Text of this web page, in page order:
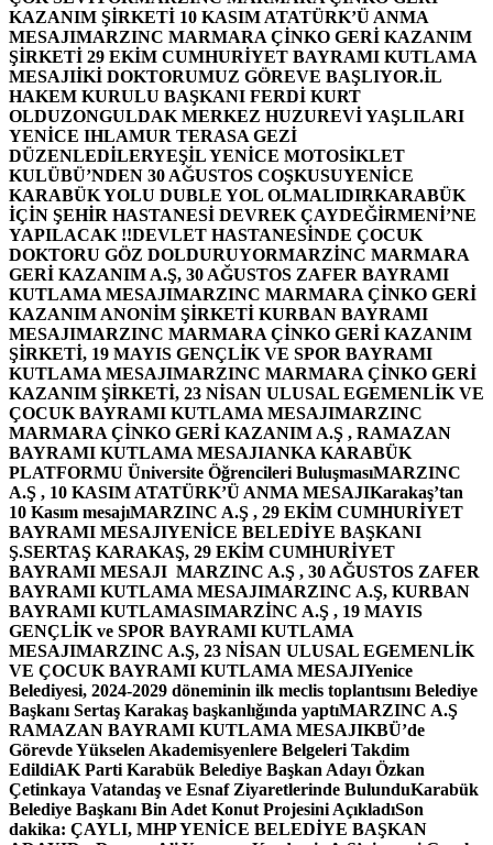
KAZANIM ŞİRKETİ 10 KASIM ATATÜRK’Ü ANMA
MESAJIMARZINC MARMARA ÇİNKO GERİ KAZANIM
ŞİRKETİ 29 EKİM CUMHURİYET BAYRAMI KUTLAMA
MESAJIİKİ DOKTORUMUZ GÖREVE BAŞLIYOR.İL
HAKEM KURULU BAŞKANI FERDİ KURT
OLDUZONGULDAK MERKEZ HUZUREVİ YAŞLILARI
YENİCE IHLAMUR TERASA GEZİ
DÜZENLEDİLERYEŞİL YENİCE MOTOSİKLET
KULÜBÜ’NDEN 30 AĞUSTOS COŞKUSUYENİCE
KARABÜK YOLU DUBLE YOL OLMALIDIRKARABÜK
İÇİN ŞEHİR HASTANESİ DEVREK ÇAYDEĞİRMENİ’NE
YAPILACAK !!DEVLET HASTANESİNDE ÇOCUK
DOKTORU GÖZ DOLDURUYORMARZİNC MARMARA
GERİ KAZANIM A.Ş, 30 AĞUSTOS ZAFER BAYRAMI
KUTLAMA MESAJIMARZINC MARMARA ÇİNKO GERİ
KAZANIM ANONİM ŞİRKETİ KURBAN BAYRAMI
MESAJIMARZINC MARMARA ÇİNKO GERİ KAZANIM
ŞİRKETİ, 19 MAYIS GENÇLİK VE SPOR BAYRAMI
KUTLAMA MESAJIMARZINC MARMARA ÇİNKO GERİ
KAZANIM ŞİRKETİ, 23 NİSAN ULUSAL EGEMENLİK VE
ÇOCUK BAYRAMI KUTLAMA MESAJIMARZINC
MARMARA ÇİNKO GERİ KAZANIM A.Ş , RAMAZAN
BAYRAMI KUTLAMA MESAJIANKA KARABÜK
PLATFORMU Üniversite Öğrencileri BuluşmasıMARZINC
A.Ş , 10 KASIM ATATÜRK’Ü ANMA MESAJIKarakaş’tan
10 Kasım mesajıMARZINC A.Ş , 29 EKİM CUMHURİYET
BAYRAMI MESAJIYENİCE BELEDİYE BAŞKANI
Ş.SERTAŞ KARAKAŞ, 29 EKİM CUMHURİYET
BAYRAMI MESAJI MARZINC A.Ş , 30 AĞUSTOS ZAFER
BAYRAMI KUTLAMA MESAJIMARZINC A.Ş, KURBAN
BAYRAMI KUTLAMASIMARZİNC A.Ş , 19 MAYIS
GENÇLİK ve SPOR BAYRAMI KUTLAMA
MESAJIMARZINC A.Ş, 23 NİSAN ULUSAL EGEMENLİK
VE ÇOCUK BAYRAMI KUTLAMA MESAJIYenice
Belediyesi, 2024-2029 döneminin ilk meclis toplantısını Belediye
Başkanı Sertaş Karakaş başkanlığında yaptıMARZINC A.Ş
RAMAZAN BAYRAMI KUTLAMA MESAJIKBÜ’de
Görevde Yükselen Akademisyenlere Belgeleri Takdim
EdildiAK Parti Karabük Belediye Başkan Adayı Özkan
Çetinkaya Vatandaş ve Esnaf Ziyaretlerinde BulunduKarabük
Belediye Başkanı Bin Adet Konut Projesini AçıkladıSon
dakika: ÇAYLI, MHP YENİCE BELEDİYE BAŞKAN